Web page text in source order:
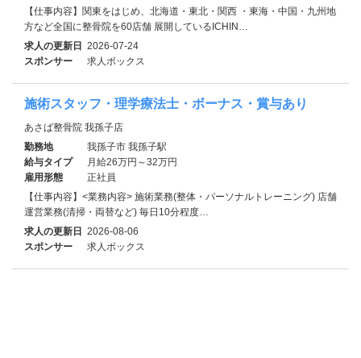
【仕事内容】関東をはじめ、北海道・東北・関西 ・東海・中国・九州地
方など全国に整骨院を60店舗 展開しているICHIN…
求人の更新日 2026-07-24
スポンサー
求人ボックス
施術スタッフ・理学療法士・ボーナス・賞与あり
あさば整骨院 我孫子店
勤務地
我孫子市 我孫子駅
給与タイプ
月給26万円～32万円
雇用形態
正社員
【仕事内容】<業務内容> 施術業務(整体・パーソナルトレーニング) 店舗
運営業務(清掃・両替など) 毎日10分程度…
求人の更新日 2026-08-06
スポンサー
求人ボックス